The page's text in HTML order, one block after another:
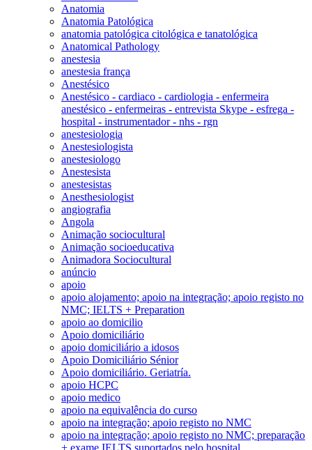
Anatomia
Anatomia Patológica
anatomia patológica citológica e tanatológica
Anatomical Pathology
anestesia
anestesia frança
Anestésico
Anestésico - cardiaco - cardiologia - enfermeira
anestésico - enfermeiras - entrevista Skype - esfrega -
hospital - instrumentador - nhs - rgn
anestesiologia
Anestesiologista
anestesiologo
Anestesista
anestesistas
Anesthesiologist
angiografia
Angola
Animação sociocultural
Animação socioeducativa
Animadora Sociocultural
anúncio
apoio
apoio alojamento; apoio na integração; apoio registo no
NMC; IELTS + Preparation
apoio ao domicilio
Apoio domiciliário
apoio domiciliário a idosos
Apoio Domiciliário Sénior
Apoio domiciliário. Geriatría.
apoio HCPC
apoio medico
apoio na equivalência do curso
apoio na integração; apoio registo no NMC
apoio na integração; apoio registo no NMC; preparação
+ exame IELTS suportados pelo hospital